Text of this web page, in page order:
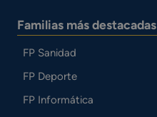
Familias más destacadas
FP Sanidad
FP Deporte
FP Informática